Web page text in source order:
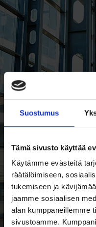
Suostumus
Tämä sivusto käyttää
Käytämme evästeitä
räätälöimiseen,
tukemiseen ja
jaamme sosiaalisen
alan kumppaneillemme
sivustoamme.